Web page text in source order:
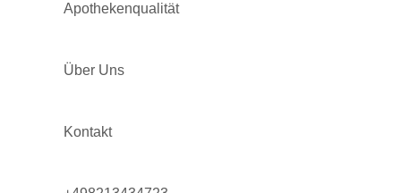
Apothekenqualität
Über Uns
Kontakt